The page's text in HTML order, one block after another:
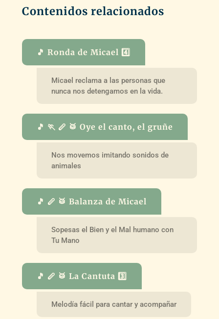
Contenidos relacionados
🎵 Ronda de Micael 4️⃣
Micael reclama a las personas que
nunca nos detengamos en la vida.
🎵 🏃 🪈 🥁 Oye el canto, el gruñe
Nos movemos imitando sonidos de
animales
🎵 🪈 🥁 Balanza de Micael
Sopesas el Bien y el Mal humano con
Tu Mano
🎵 🪈 🥁 La Cantuta 3️⃣
Melodía fácil para cantar y acompañar